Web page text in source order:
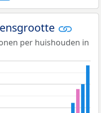
per huishouden in